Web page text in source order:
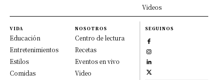
Videos
VIDA
Educación
Entretenimientos
Estilos
Comidas
NOSOTROS
Centro de lectura
Recetas
Eventos en vivo
Video
SEGUINOS